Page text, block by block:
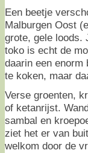
Een beetje
Malburgen Oost
grote, gele loods.
toko is echt de
daarin een enorm
te koken, maar
Verse groenten,
of ketanrijst.
sambal en
ziet het er van
welkom door de